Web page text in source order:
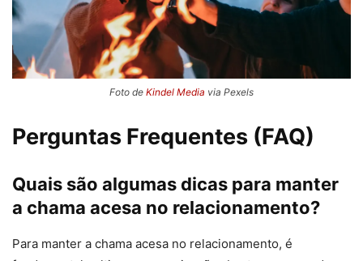
Foto de Kindel Media via Pexels
Perguntas Frequentes (FAQ)
Quais são algumas dicas para manter
a chama acesa no relacionamento?
Para manter a chama acesa no relacionamento, é